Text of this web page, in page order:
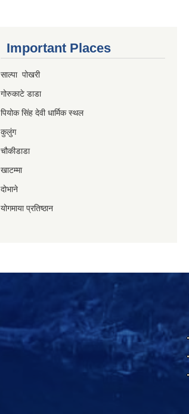
Important Places
साल्पा पोखरी
गोरुकाटे डाडा
पियोक सिंह देवी धार्मिक स्थल
कुलुंग
चौकीडाडा
खाटम्मा
दोभाने
योगमाया प्रतिष्ठान